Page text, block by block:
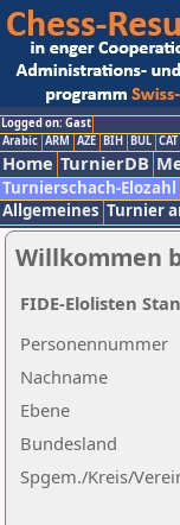
Logged on: Gast
Arabic ARM AZE BIH BUL CAT
Home TurnierDB
Turnierschach-Elozahl
Allgemeines Turnier
Willkommen
Nachname
Ebene
Personennummer
Bundesland
Spgem./Kreis/
FIDE-Elolisten